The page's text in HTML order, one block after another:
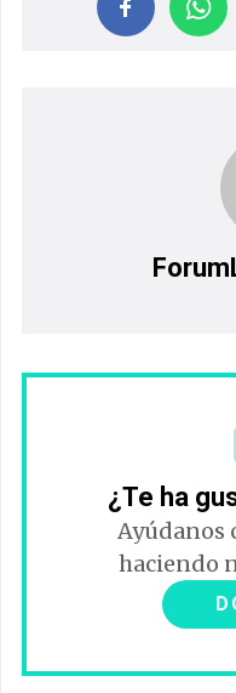
¿Te ha
Ayúdanos
haciendo